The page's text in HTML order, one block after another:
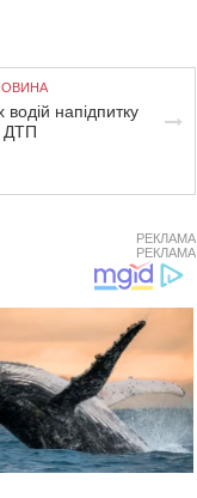
напідпитку
ДТП
РЕКЛАМА
РЕКЛАМА